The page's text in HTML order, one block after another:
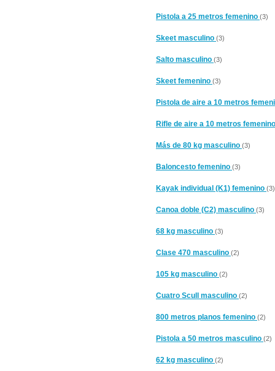
Pistola a 25 metros femenino (3)
Skeet masculino (3)
Salto masculino (3)
Skeet femenino (3)
Pistola de aire a 10 metros
Rifle de aire a 10 metros
Más de 80 kg masculino (3)
Baloncesto femenino (3)
Kayak individual (K1) femenino (3)
Canoa doble (C2) masculino (3)
68 kg masculino (3)
Clase 470 masculino (2)
105 kg masculino (2)
Cuatro Scull masculino (2)
800 metros planos femenino (2)
Pistola a 50 metros masculino (2)
62 kg masculino (2)